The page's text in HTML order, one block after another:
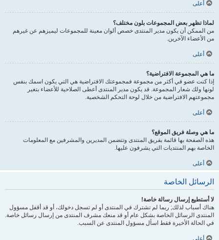
أعلى
لماذا تظهر بعض المجموعات بلون مختلف؟
من الممكن أن يكون مدير المنتدى خصص ألوان معينة للمجموعات ليميزهم عن غيرهم
من الأعضاء الآخرين.
أعلى
ما هي المجموعة الافتراضية؟
إذا كنت عضو في أكثر من مجموعة فمجموعتك الافتراضية هي التي يكون اسمك بنفس
لونها ولك شعار المجموعة. قد يكون مدير المنتدى أعطى الصلاحية للأعضاء بتغير
مجموعتهم الافتراضية من خلال لوحة التحكم الشخصية.
أعلى
ما هي وصلة فريق الموقع؟
هذه الصفحة بها قائمة بفريق المنتدى وتتضمن المديرين والمشرفين مع المعلومات
الخاصة بهم المنتديات التي يشرفون عليها.
أعلى
الرسائل الخاصة
لا أستطيع إرسال رسالة خاصة!
هناك أسباب لذلك; ربما لم تشترك في المنتدى أو لم تسجل دخولك، أو قد أقفل مسؤول
المنتدى الرسائل الخاصة بشكل عام أو قد منعك مشرف المنتدى من إرسال رسائل خاصة.
في الحالة الأخيرة فقط اسأل مسؤول المنتدى عن السبب.
أعلى